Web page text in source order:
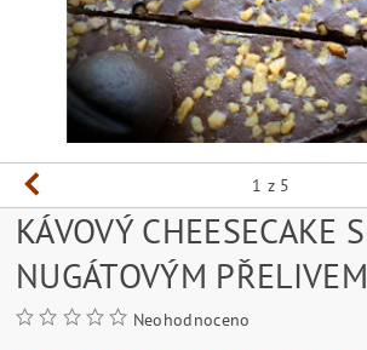
1 z 5
KÁVOVÝ CHEESECAKE S
NUGÁTOVÝM PŘELIVEM
Neohodnoceno